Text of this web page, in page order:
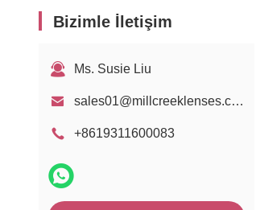
Bizimle İletişim
Ms. Susie Liu
sales01@millcreeklenses.com
+8619311600083